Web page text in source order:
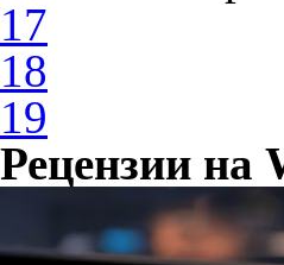
17
18
19
Рецензии